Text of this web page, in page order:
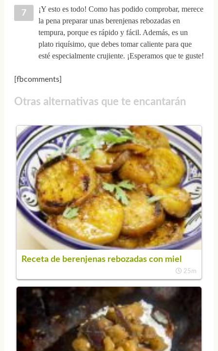
¡Y esto es todo! Como has podido comprobar, merece
la pena preparar unas berenjenas rebozadas en
tempura, porque es rápido y fácil. Además, es un
plato riquísimo, que debes tomar caliente para que
esté especialmente crujiente. ¡Esperamos que te guste!
[fbcomments]
Otras alternativas que te encantarán
Receta de berenjenas rebozadas con miel
25m